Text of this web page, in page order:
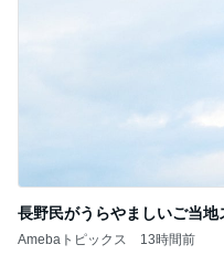
長野民がうらやましいご当地
Amebaトピックス 13時間前